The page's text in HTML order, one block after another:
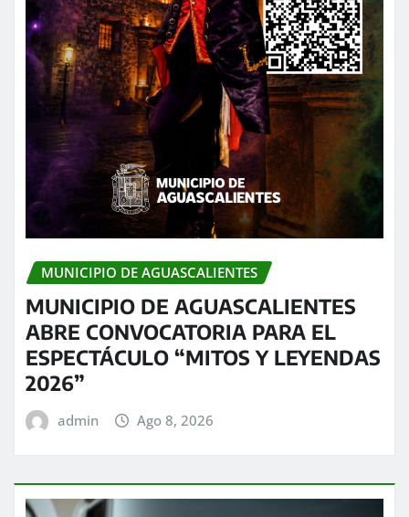
MUNICIPIO DE AGUASCALIENTES
MUNICIPIO DE AGUASCALIENTES
ABRE CONVOCATORIA PARA EL
ESPECTÁCULO “MITOS Y LEYENDAS
2026”
admin Ago 8, 2026